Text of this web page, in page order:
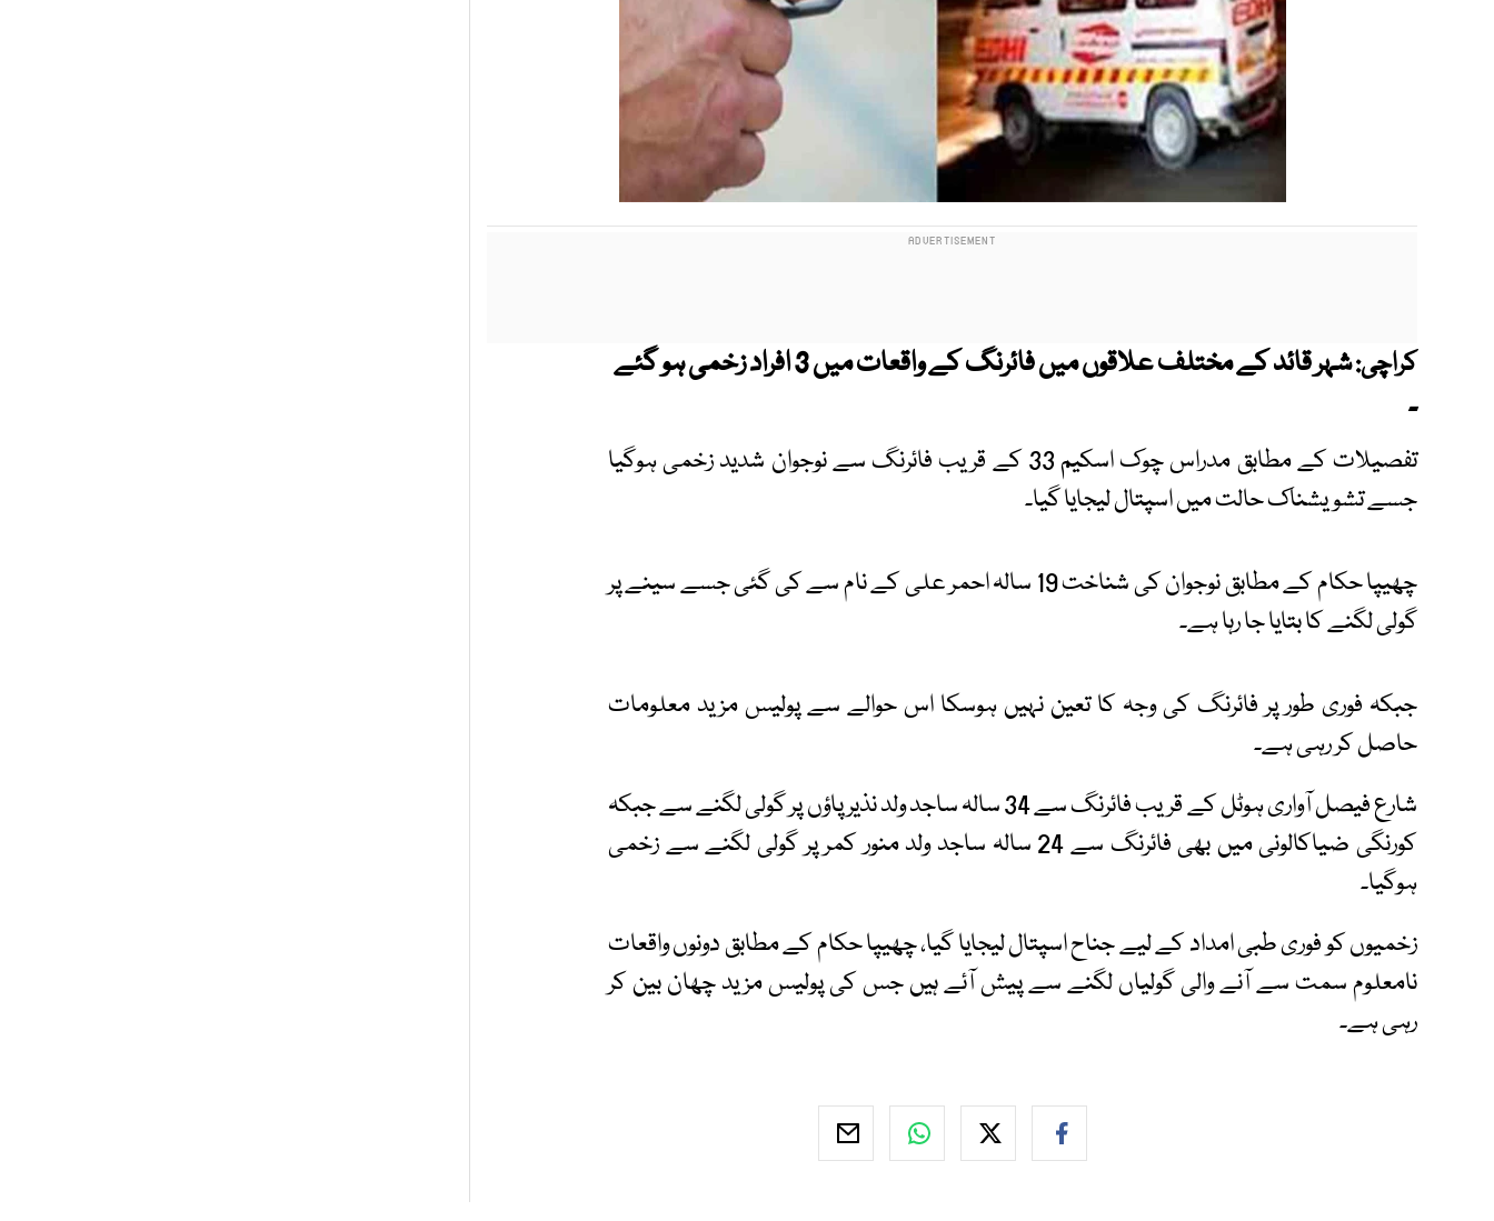
کراچی:
شہر قائد کے مختلف علاقوں میں فائرنگ کے واقعات میں 3 افراد زخمی ہو گئے
۔
تفصیلات کے مطابق مدراس چوک اسکیم 33 کے قریب فائرنگ سے نوجوان شدید زخمی ہوگیا
جسے تشویشناک حالت میں اسپتال لیجایا گیا۔
چھیپا حکام کے مطابق نوجوان کی شناخت 19 سالہ احمر علی کے نام سے کی گئی جسے سینے پر
گولی لگنے کا بتایا جا رہا ہے۔
جبکہ فوری طور پر فائرنگ کی وجہ کا تعین نہیں ہوسکا اس حوالے سے پولیس مزید معلومات
حاصل کر رہی ہے۔
شارع فیصل آواری ہوٹل کے قریب فائرنگ سے 34 سالہ ساجد ولد نذیر پاؤں پر گولی لگنے سے جبکہ
کورنگی ضیاکالونی میں بھی فائرنگ سے 24 سالہ ساجد ولد منور کمر پر گولی لگنے سے زخمی
ہوگیا۔
زخمیوں کو فوری طبی امداد کے لیے جناح اسپتال لیجایا گیا، چھیپا حکام کے مطابق دونوں واقعات
نامعلوم سمت سے آنے والی گولیاں لگنے سے پیش آئے ہیں جس کی پولیس مزید چھان بین کر
رہی ہے۔